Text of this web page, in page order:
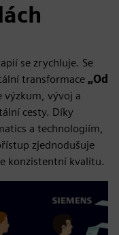
se zrychluje. Se
transformace „Od
výzkum, vývoj a
cesty. Díky
a technologiím,
zjednodušuje
konzistentní kvalitu.